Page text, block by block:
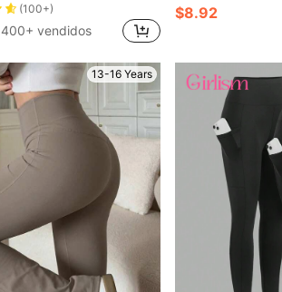
(100+)
400+ vendidos
$8.92
13-16 Years